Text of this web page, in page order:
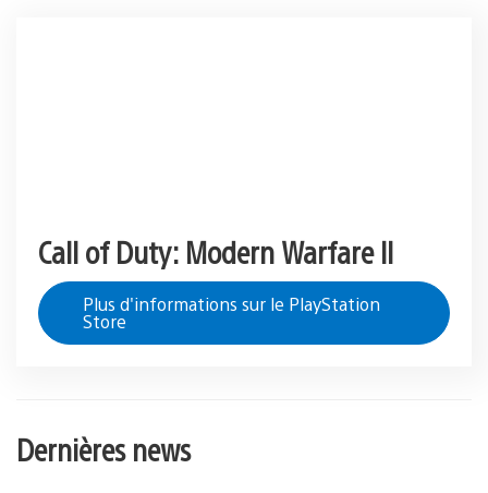
Call of Duty: Modern Warfare II
Plus d'informations sur le PlayStation
Store
Dernières news